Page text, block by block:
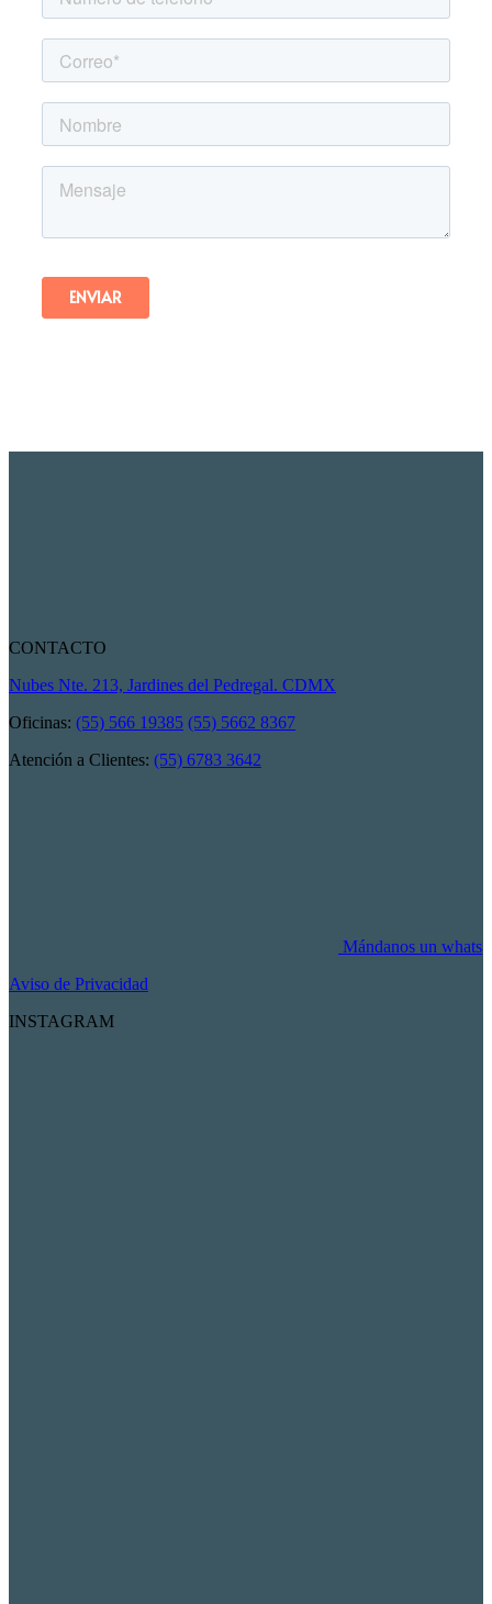
CONTACTO
Nubes Nte. 213, Jardines del Pedregal. CDMX
Oficinas: (55) 566 19385 (55) 5662 8367
Atención a Clientes: (55) 6783 3642
Mándanos un whats
Aviso de Privacidad
INSTAGRAM